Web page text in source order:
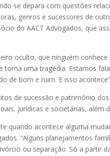
se depara com questões
genros e sucessores de
do AACT Advogados, que
oculto, que ninguém
torna uma tragédia. Estamos
de bom e ruim. E isso
de sucessão e patrimônio
jurídicas e societárias, além
quando acontece alguma
“Alguns planejamentos
ou separação. Só a partir